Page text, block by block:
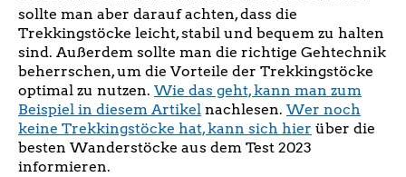
sollte man aber darauf achten, dass die
Trekkingstöcke leicht, stabil und bequem zu halten
sind. Außerdem sollte man die richtige Gehtechnik
beherrschen, um die Vorteile der Trekkingstöcke
optimal zu nutzen. Wie das geht, kann man zum
Beispiel in diesem Artikel nachlesen. Wer noch
keine Trekkingstöcke hat, kann sich hier über die
besten Wanderstöcke aus dem Test 2023
informieren.